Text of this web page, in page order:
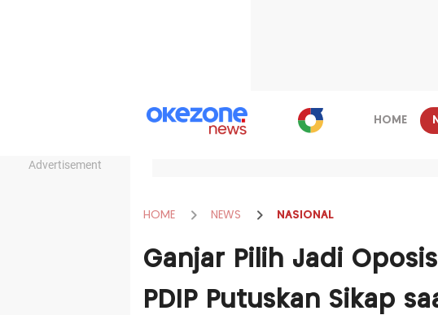
Advertisement
HOME
HOME NEWS NASIONAL
Ganjar Pilih Jadi
PDIP Putuskan Sikap